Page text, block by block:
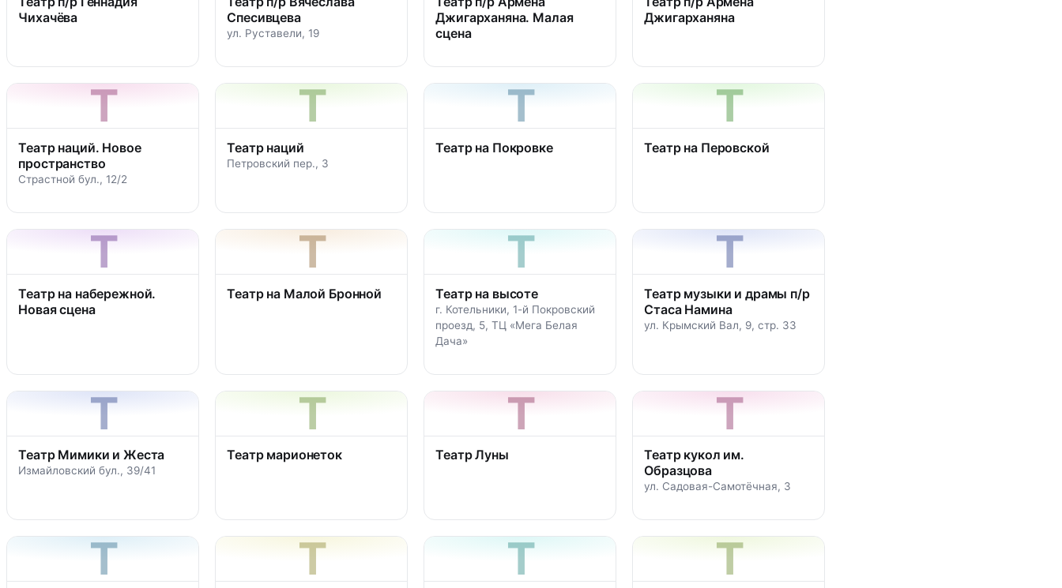
Чихачёва
Спесивцева
ул. Руставели, 19
Джигарханяна. Малая
сцена
Джигарханяна
Т
Театр наций. Новое
пространство
Страстной бул., 12/2
Т
Театр наций
Петровский пер., 3
Т
Театр на Покровке
Т
Театр на Перовской
Т
Театр на набережной.
Новая сцена
Т
Театр на Малой Бронной
Т
Театр на высоте
г. Котельники, 1-й Покровский
проезд, 5, ТЦ «Мега Белая
Дача»
Т
Театр музыки и драмы п/р
Стаса Намина
ул. Крымский Вал, 9, стр. 33
Т
Театр Мимики и Жеста
Измайловский бул., 39/41
Т
Театр марионеток
Т
Театр Луны
Т
Театр кукол им.
Образцова
ул. Садовая-Самотёчная, 3
Т Т Т Т